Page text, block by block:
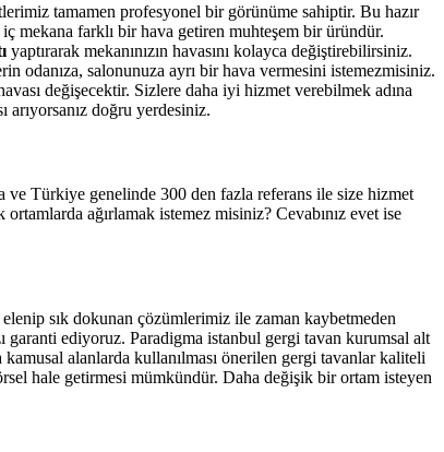
tamamen profesyonel bir görünüme sahiptir. Bu hazır
mekana farklı bir hava getiren muhteşem bir üründür.
yaptırarak mekanınızın havasını kolayca değiştirebilirsiniz.
odanıza, salonunuza ayrı bir hava vermesini istemezmisiniz.
değişecektir. Sizlere daha iyi hizmet verebilmek adına
arıyorsanız doğru yerdesiniz.
ve Türkiye genelinde 300 den fazla referans ile size hizmet
ağırlamak istemez misiniz? Cevabınız evet ise
sık dokunan çözümlerimiz ile zaman kaybetmeden
garanti ediyoruz. Paradigma istanbul gergi tavan kurumsal alt
alanlarda kullanılması önerilen gergi tavanlar kaliteli
hale getirmesi mümkündür. Daha değişik bir ortam isteyen